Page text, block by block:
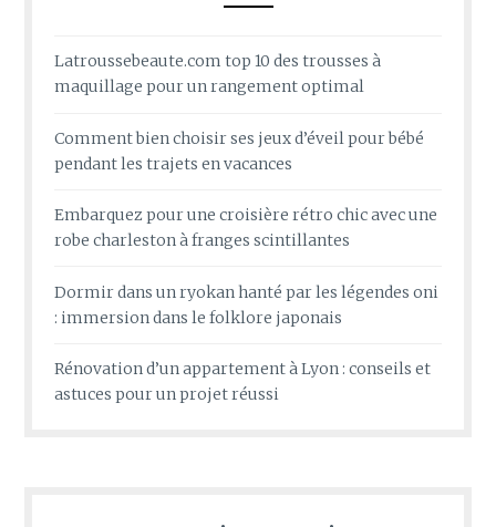
Latroussebeaute.com top 10 des trousses à
maquillage pour un rangement optimal
Comment bien choisir ses jeux d’éveil pour bébé
pendant les trajets en vacances
Embarquez pour une croisière rétro chic avec une
robe charleston à franges scintillantes
Dormir dans un ryokan hanté par les légendes oni
: immersion dans le folklore japonais
Rénovation d’un appartement à Lyon : conseils et
astuces pour un projet réussi